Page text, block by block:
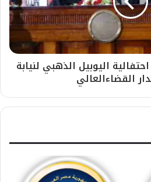
اليوبيل الذهبي لنيابة
القضاءالعالي